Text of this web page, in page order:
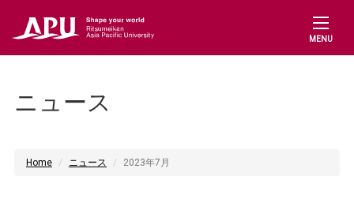
MENU
ニュース
Home ニュース 2023年7月